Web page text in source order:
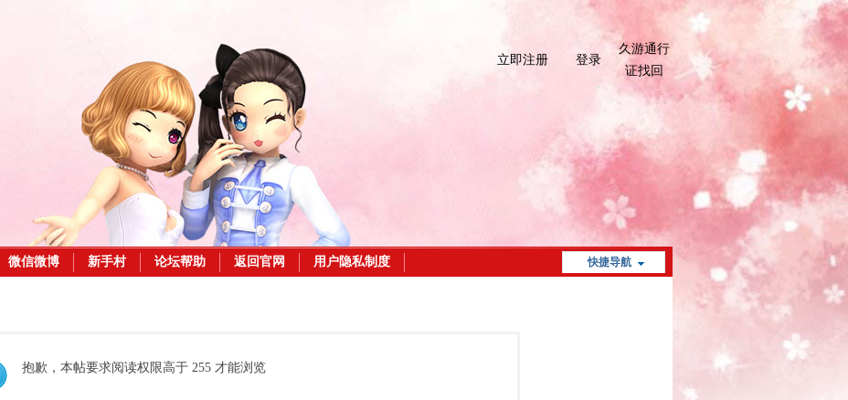
立即注册 登录
久游通行
证找回
快捷导航
微信微博 新手村 论坛帮助 返回官网 用户隐私制度
抱歉，本帖要求阅读权限高于 255 才能浏览